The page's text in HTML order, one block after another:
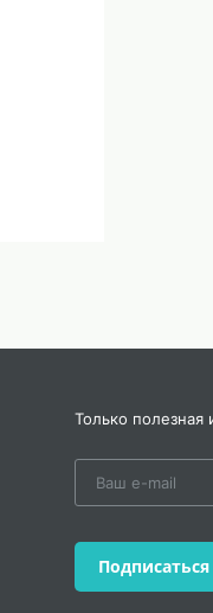
Только
Подписаться